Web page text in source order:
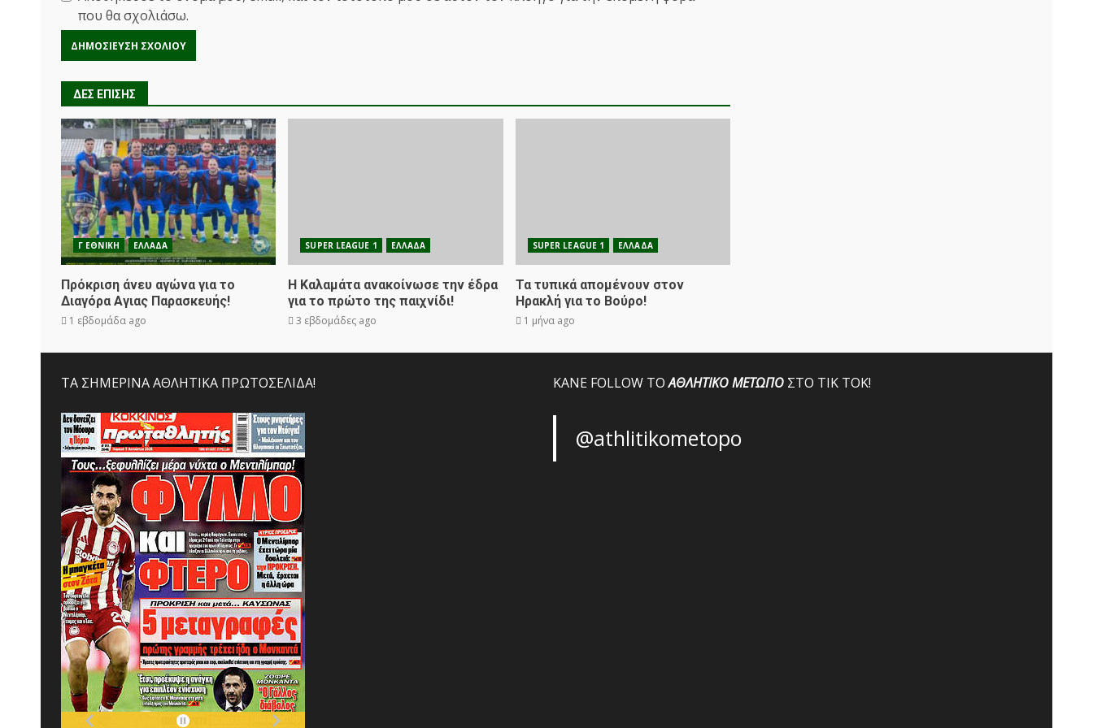
που θα σχολιάσω.
ΔΕΣ ΕΠΙΣΗΣ
Γ ΕΘΝΙΚΗ ΕΛΛΑΔΑ
Πρόκριση άνευ αγώνα για το
Διαγόρα Αγιας Παρασκευής!
1 εβδομάδα ago
SUPER LEAGUE 1 ΕΛΛΑΔΑ
Η Καλαμάτα ανακοίνωσε την έδρα
για το πρώτο της παιχνίδι!
3 εβδομάδες ago
SUPER LEAGUE 1 ΕΛΛΑΔΑ
Τα τυπικά απομένουν στον
Ηρακλή για το Βούρο!
1 μήνα ago
ΤΑ ΣΗΜΕΡΙΝΑ ΑΘΛΗΤΙΚΑ ΠΡΩΤΟΣΕΛΙΔΑ! ΚΑΝΕ FOLLOW ΤΟΑΘΛΗΤΙΚΟ ΜΕΤΩΠΟΣΤΟ ΤΙΚ ΤΟΚ!
@athlitikometopo